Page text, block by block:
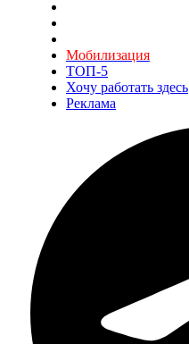
Мобилизация
ТОП-5
Хочу работать здесь
Реклама